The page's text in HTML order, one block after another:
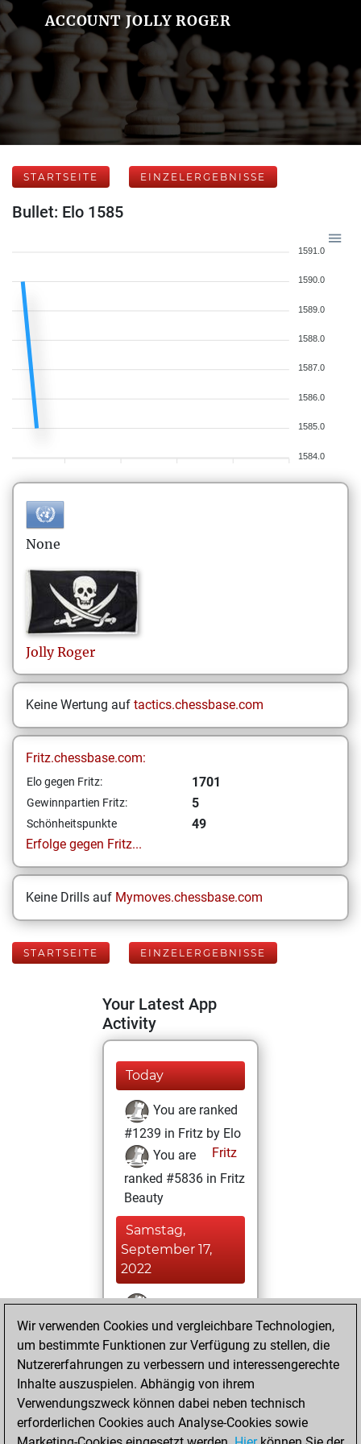
ACCOUNT JOLLY ROGER
STARTSEITE EINZELERGEBNISSE
Bullet: Elo 1585
1591.0
1590.0
1589.0
1588.0
1587.0
1586.0
1585.0
1584.0
None
Jolly Roger
Keine Wertung auf tactics.chessbase.com
Fritz.chessbase.com:
Elo gegen Fritz: 1701
Gewinnpartien Fritz: 5
Schönheitspunkte
49
Erfolge gegen Fritz...
Keine Drills auf Mymoves.chessbase.com
STARTSEITE EINZELERGEBNISSE
Your Latest App
Activity
Today
You are ranked
#1239 in Fritz by Elo
Fritz
You are
ranked #5836 in Fritz
Beauty
Samstag,
September 17,
2022
You won
against Fritz
Fritz
You achieved a
BeautyScore of 49
You achieved a
new Elo of 1701
Wir verwenden Cookies und vergleichbare Technologien,
um bestimmte Funktionen zur Verfügung zu stellen, die
Nutzererfahrungen zu verbessern und interessengerechte
Inhalte auszuspielen. Abhängig von ihrem
Verwendungszweck können dabei neben technisch
erforderlichen Cookies auch Analyse-Cookies sowie